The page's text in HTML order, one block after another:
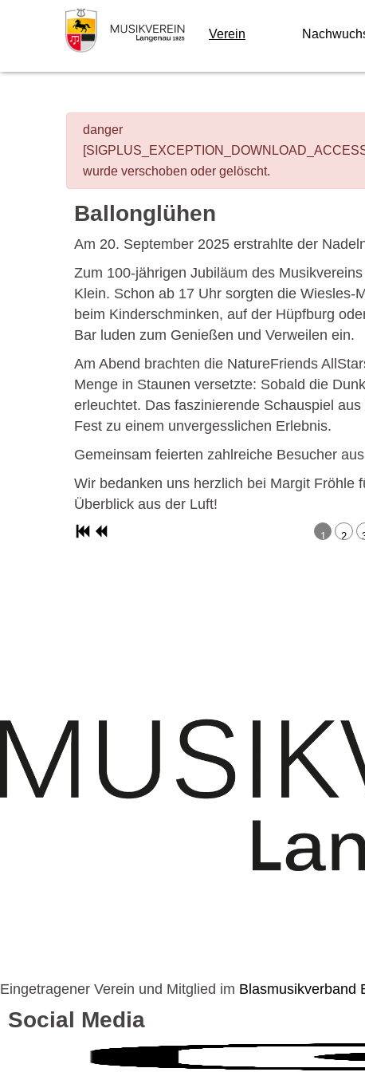
Verein
danger
wurde verschoben oder gelöscht.
Ballonglühen
Am 20. September 2025 erstrahlte der
Zum 100-jährigen Jubiläum des
Klein. Schon ab 17 Uhr sorgten die
beim Kinderschminken, auf der Hüpfburg
Bar luden zum Genießen und Verweilen ein.
Am Abend brachten die NatureFriends
Menge in Staunen versetzte: Sobald die
erleuchtet. Das faszinierende Schauspiel
Fest zu einem unvergesslichen Erlebnis.
Gemeinsam feierten zahlreiche Besucher
Wir bedanken uns herzlich bei Margit Fröhle
Überblick aus der Luft!
1 2
Eingetragener Verein und Mitglied im Blasmusikverband
Social Media